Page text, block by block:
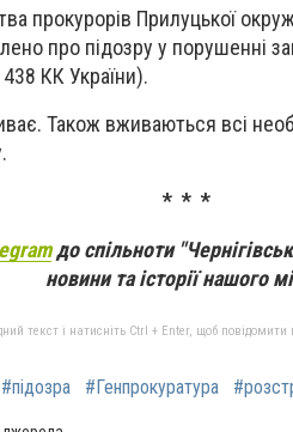
прокурорів Прилуцької
про підозру у порушенні
КК України).
Також вживаються всі
* * *
до спільноти
новини та історії нашого
текст і натисніть Ctrl + Enter, щоб повідомити
#підозра #Генпрокуратура